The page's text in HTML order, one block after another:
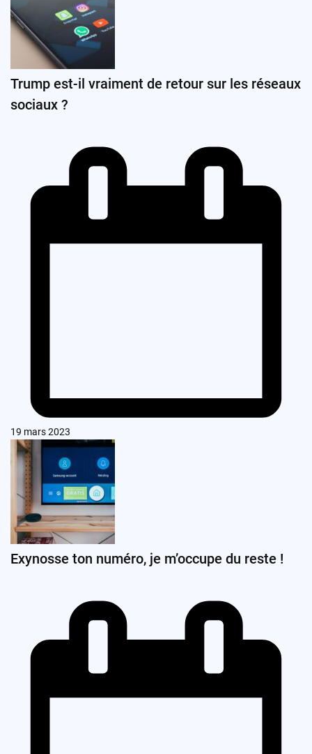
Trump est-il vraiment de retour sur les réseaux
sociaux ?
19 mars 2023
Exynosse ton numéro, je m’occupe du reste !